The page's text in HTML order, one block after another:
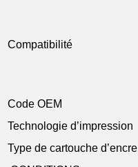
Compatibilité
Code OEM
Technologie d’impression
Type de cartouche d’encre